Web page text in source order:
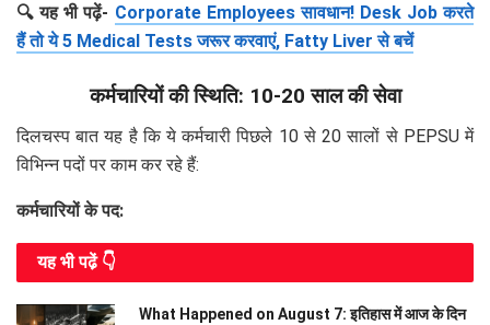
🔍 यह भी पढ़ें- Corporate Employees सावधान! Desk Job करते
हैं तो ये 5 Medical Tests जरूर करवाएं, Fatty Liver से बचें
कर्मचारियों की स्थिति: 10-20 साल की सेवा
दिलचस्प बात यह है कि ये कर्मचारी पिछले 10 से 20 सालों से PEPSU में
विभिन्न पदों पर काम कर रहे हैं:
कर्मचारियों के पद:
यह भी पढे़ं 👇
What Happened on August 7: इतिहास में आज के दिन